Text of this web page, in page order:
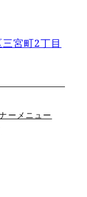
宮町2丁目
ーメニュー